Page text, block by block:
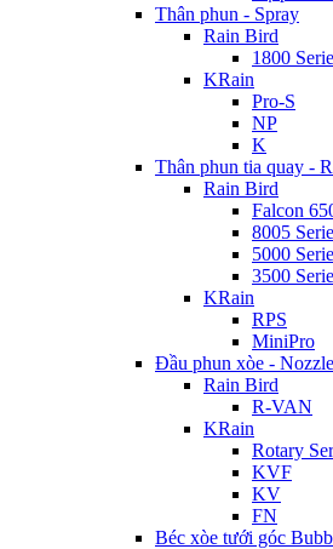
Thân phun - Spray
Rain Bird
1800
KRain
Pro-S
NP
K
Thân phun tia quay -
Rain Bird
Falcon
8005
5000
3500
KRain
RPS
MiniPro
Đầu phun xòe - Nozzle
Rain Bird
R-VAN
KRain
Rotary
KVF
KV
FN
Béc xòe tưới góc